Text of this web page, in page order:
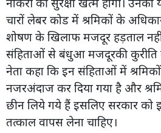
चारों लेबर कोड में श्रमिकों के
शोषण के खिलाफ मजदूर हड़ताल
संहिताओं से बंधुआ मजदूरकी कुरीति
नेता कहा कि इन संहिताओं में
नजरअंदाज कर दिया गया है और
छीन लिये गये हैं इसलिए सरकार को
तत्काल वापस लेना चाहिए।